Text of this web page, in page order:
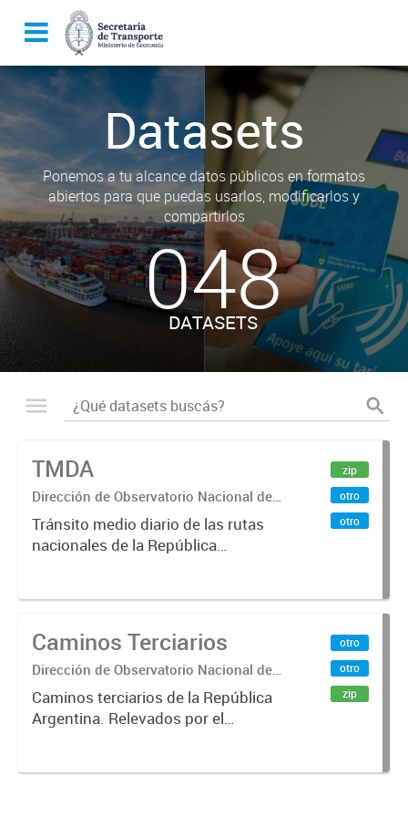
Datasets
Ponemos a tu alcance datos públicos en formatos
abiertos para que puedas usarlos, modificarlos y
compartirlos
048
DATASETS
TMDA
Dirección de Observatorio Nacional de
Transporte
Tránsito medio diario de las rutas
nacionales de la República
2017.
zip
otro
otro
Caminos Terciarios
Dirección de Observatorio Nacional de
Transporte
Caminos terciarios de la República
Argentina. Relevados por el
otro
otro
zip